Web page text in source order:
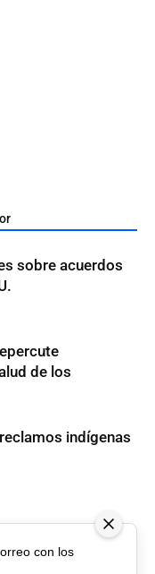
sobre acuerdos
de los
indígenas
con los